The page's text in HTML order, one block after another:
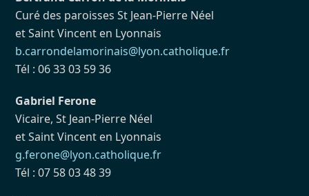
Curé des paroisses St Jean-Pierre Néel
et Saint Vincent en Lyonnais
b.carrondelamorinais@lyon.catholique.fr
Tél : 06 33 03 59 36
Gabriel Ferone
Vicaire, St Jean-Pierre Néel
et Saint Vincent en Lyonnais
g.ferone@lyon.catholique.fr
Tél : 07 58 03 48 39